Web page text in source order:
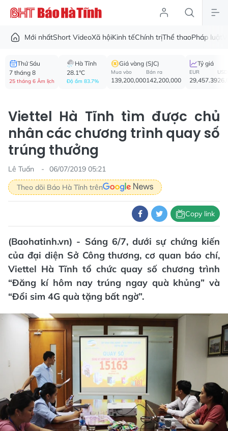
Mới nhấtShort VideoXã hộiKinh tếChính trịThể thaoPháp luật
Thứ Sáu
7 tháng 8
25 tháng 6 Âm lịch
Hà Tĩnh
28.1°C
Độ ẩm 83.7%
Giá vàng (SJC)
Mua vào
139,200,000
Bán ra
142,200,000
Tỷ giá
EUR
29,457.39
USD
Viettel Hà Tĩnh tìm được chủ
nhân các chương trình quay số
trúng thưởng
Lê Tuấn
06/07/2019 05:21
Theo dõi Báo Hà Tĩnh trên
Copy link
(Baohatinh.vn) - Sáng 6/7, dưới sự chứng kiến
của đại diện Sở Công thương, cơ quan báo chí,
Viettel Hà Tĩnh tổ chức quay số chương trình
“Đăng kí hôm nay trúng ngay quà khủng” và
“Đổi sim 4G quà tặng bất ngờ”.